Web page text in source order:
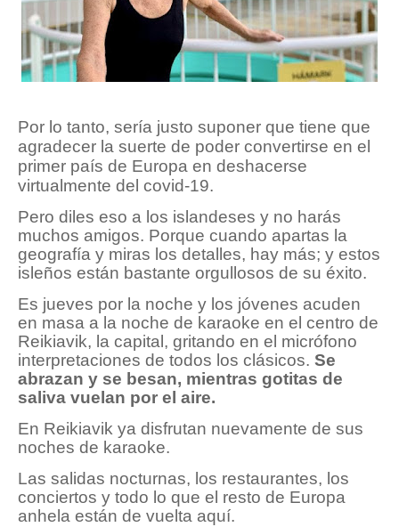
Por lo tanto, sería justo suponer que tiene que
agradecer la suerte de poder convertirse en el
primer país de Europa en deshacerse
virtualmente del covid-19.
Pero diles eso a los islandeses y no harás
muchos amigos. Porque cuando apartas la
geografía y miras los detalles, hay más; y estos
isleños están bastante orgullosos de su éxito.
Es jueves por la noche y los jóvenes acuden
en masa a la noche de karaoke en el centro de
Reikiavik, la capital, gritando en el micrófono
interpretaciones de todos los clásicos. Se
abrazan y se besan, mientras gotitas de
saliva vuelan por el aire.
En Reikiavik ya disfrutan nuevamente de sus
noches de karaoke.
Las salidas nocturnas, los restaurantes, los
conciertos y todo lo que el resto de Europa
anhela están de vuelta aquí.